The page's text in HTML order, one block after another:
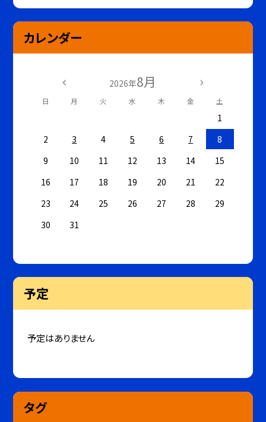
カレンダー
2026年8月
日 月 火 水 木 金 土
1
2
3 4 5 6 7
8
9
10 11 12 13 14
15
16
17 18 19 20 21
22
23
24 25 26 27 28
29
30
31
予定
予定はありません
タグ